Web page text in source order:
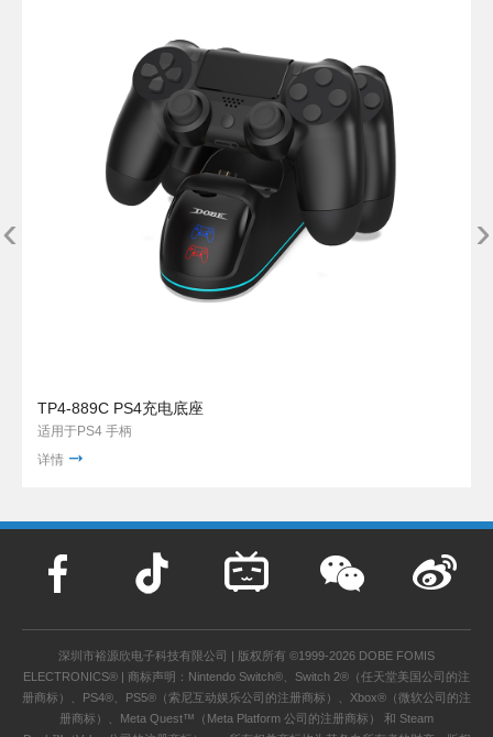
TP4-889C PS4充电底座
适用于PS4 手柄
详情
‹ ›
深圳市裕源欣电子科技有限公司 | 版权所有 ©1999-2026 DOBE FOMIS
ELECTRONICS® | 商标声明：Nintendo Switch®、Switch 2®（任天堂美国公司的注
册商标）、PS4®、PS5®（索尼互动娱乐公司的注册商标）、Xbox®（微软公司的注
册商标）、Meta Quest™（Meta Platform 公司的注册商标） 和 Steam